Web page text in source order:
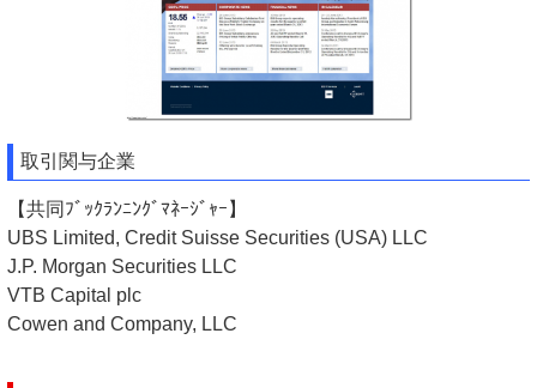
取引関与企業
【共同ﾌﾞｯｸﾗﾝﾆﾝｸﾞﾏﾈｰｼﾞｬｰ】
UBS Limited, Credit Suisse Securities (USA) LLC
J.P. Morgan Securities LLC
VTB Capital plc
Cowen and Company, LLC